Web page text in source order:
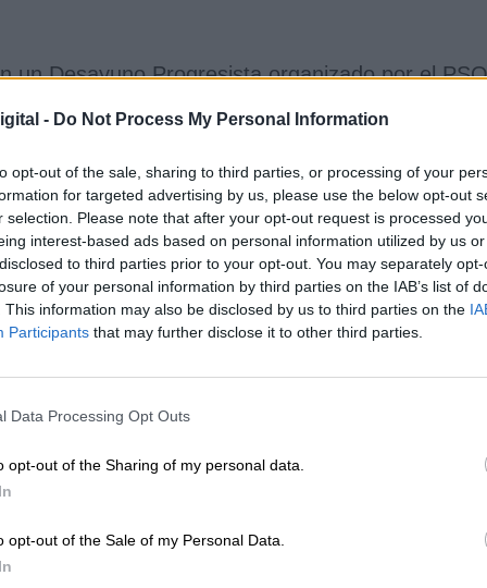
- Do Not Process My Personal Information
opt-out of the sale, sharing to third parties, or processing of your
for targeted advertising by us, please use the below opt-out
selection. Please note that after your opt-out request is processed
interest-based ads based on personal information utilized by us
to third parties prior to your opt-out. You may separately
of your personal information by third parties on the IAB’s list of
This information may also be disclosed by us to third parties on the
Participants that may further disclose it to other third parties.
Data Processing Opt Outs
opt-out of the Sharing of my personal data.
opt-out of the Sale of my Personal Data.
un Desayuno Progresista organizado por el
contra el líder del Partido Popular,
actitud “antipatria”. Para la vicepresidenta es
Popular que quiere impedir a toda costa que
que tanto necesita nuestro país.
millones de euros adjudicados a España
en ecología, sanidad, educación,
europeos con la gestión de los recursos
de Montoro, sino los Presupuestos
pegarse a la ultraderecha y entre las
e irracionalidad absoluta”. Calvo cree
que vive “en la incoherencia continua” y
y que está colaborando en que la
abordada desde aspectos razonables y
emponzoñar la política